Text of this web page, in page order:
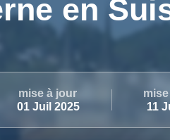
en
mise à jour
01 Juil 2025
11